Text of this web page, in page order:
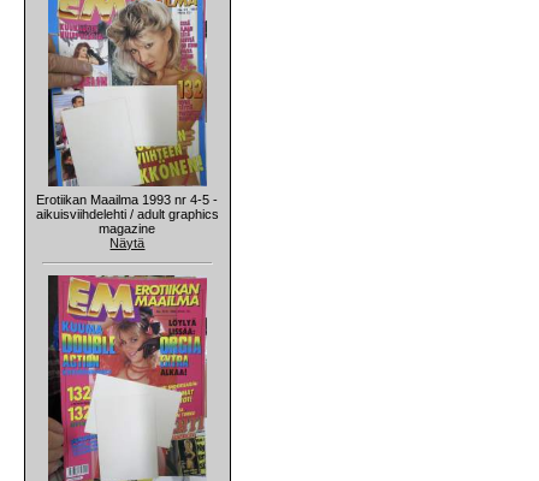
Erotiikan Maailma 1993 nr 4-5 -
aikuisviihdelehti / adult graphics
magazine
Näytä